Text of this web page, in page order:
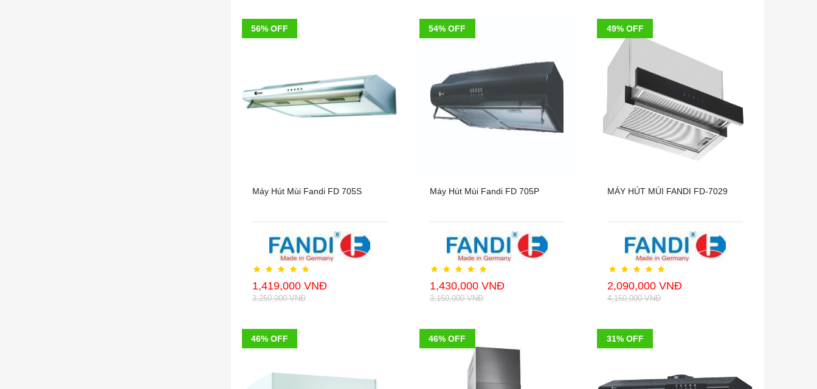
56% OFF
Máy Hút Mùi Fandi FD 705S
1,419,000 VNĐ
3,250,000 VNĐ
54% OFF
Máy Hút Mùi Fandi FD 705P
1,430,000 VNĐ
3,150,000 VNĐ
49% OFF
MÁY HÚT MÙI FANDI FD-7029
2,090,000 VNĐ
4,150,000 VNĐ
46% OFF 46% OFF 31% OFF